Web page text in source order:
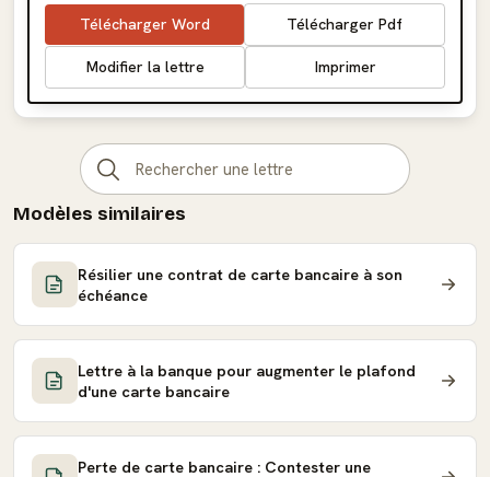
Télécharger Word Télécharger Pdf
Modifier la lettre Imprimer
Modèles similaires
Résilier une contrat de carte bancaire à son
échéance
Lettre à la banque pour augmenter le plafond
d'une carte bancaire
Perte de carte bancaire : Contester une